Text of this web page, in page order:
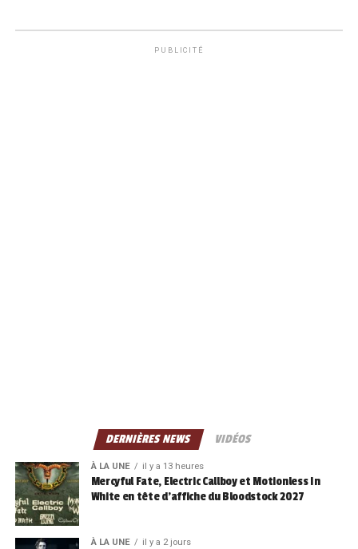
PUBLICITÉ
DERNIÈRES NEWS VIDÉOS
À LA UNE il y a 13 heures
Mercyful Fate, Electric Callboy et Motionless In
White en tête d’affiche du Bloodstock 2027
À LA UNE il y a 2 jours